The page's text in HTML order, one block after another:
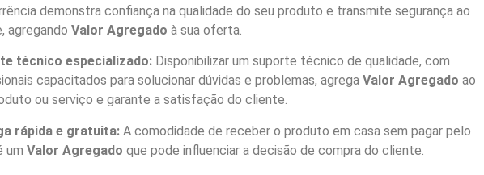
demonstra confiança na qualidade do seu produto e transmite segurança ao
agregando Valor Agregado à sua oferta.
técnico especializado:Disponibilizar um suporte técnico de qualidade, com
capacitados para solucionar dúvidas e problemas, agrega Valor Agregado ao
ou serviço e garante a satisfação do cliente.
rápida e gratuita:A comodidade de receber o produto em casa sem pagar pelo
um Valor Agregado que pode influenciar a decisão de compra do cliente.